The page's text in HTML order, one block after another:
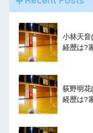
小林天音
経歴は?
荻野明花
経歴は?